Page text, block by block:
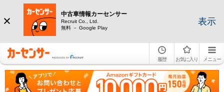
中古車情報カーセンサー
Recruit Co., Ltd.
無料 － Google Play
表示
履歴 お気に入り メニュー